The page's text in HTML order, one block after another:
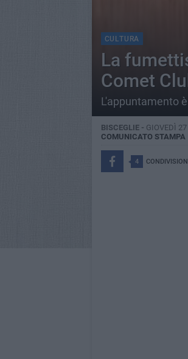
CULTURA
La
Comet
L'appuntamento
BISCEGLIE - GIOVEDÌ
COMUNICATO STAMPA
4